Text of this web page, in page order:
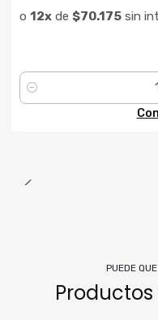
o 12xde $70.175sin
Cantidad
PUEDE